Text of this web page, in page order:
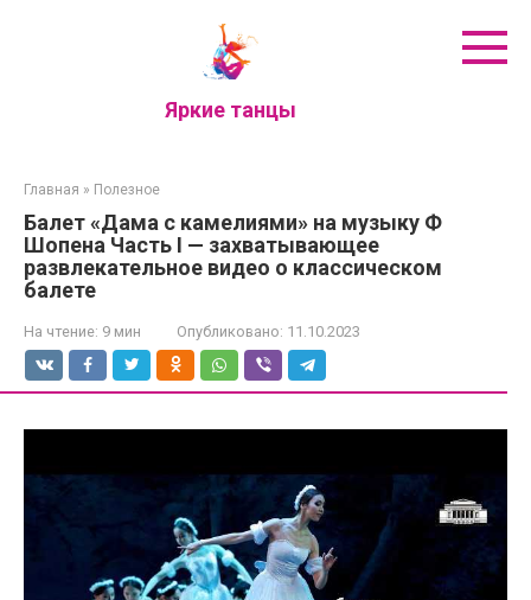
Яркие танцы
Главная » Полезное
Балет «Дама с камелиями» на музыку Ф
Шопена Часть I — захватывающее
развлекательное видео о классическом
балете
На чтение: 9 мин Опубликовано: 11.10.2023